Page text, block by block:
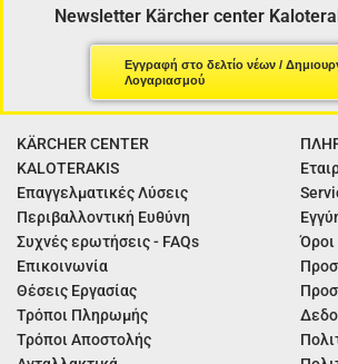
Newsletter Kärcher center
Εγγραφή στο δελτίο νέων /
Λογαριασμού
KÄRCHER CENTER
KALOTERAKIS
Επαγγελματικές Λύσεις
Περιβαλλοντική Ευθύνη
Συχνές ερωτήσεις - FAQs
Επικοινωνία
Θέσεις Εργασίας
Τρόποι Πληρωμής
Τρόποι Αποστολής